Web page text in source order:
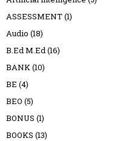
ASSESSMENT(1)
Audio (18)
B.Ed M.Ed(16)
BANK(10)
BE (4)
BEO (5)
BONUS (1)
BOOKS (13)